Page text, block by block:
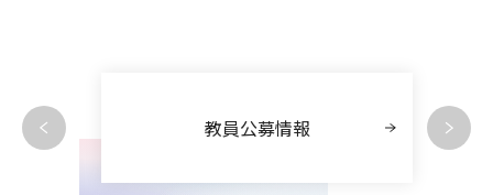
教員公募情報